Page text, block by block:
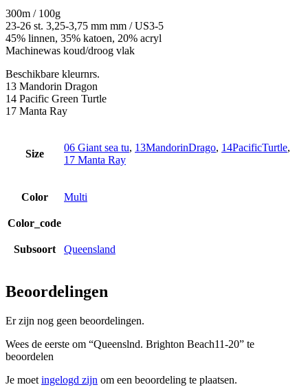
300m / 100g
23-26 st. 3,25-3,75 mm mm / US3-5
45% linnen, 35% katoen, 20% acryl
Machinewas koud/droog vlak
Beschikbare kleurnrs.
13 Mandorin Dragon
14 Pacific Green Turtle
17 Manta Ray
Size
06 Giant sea tu, 13MandorinDrago, 14PacificTurtle,
17 Manta Ray
Color Multi
Color_code
Subsoort Queensland
Beoordelingen
Er zijn nog geen beoordelingen.
Wees de eerste om “Queenslnd. Brighton Beach11-20” te
beoordelen
Je moet ingelogd zijn om een beoordeling te plaatsen.